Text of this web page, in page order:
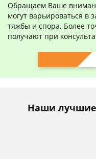
Обращаем Ваше
могут варьироваться в
тяжбы и спора. Более
получают при
Наши